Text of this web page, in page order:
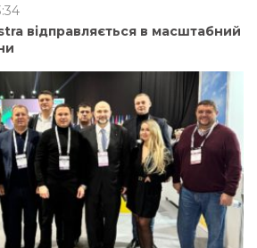
відправляється в масштабний